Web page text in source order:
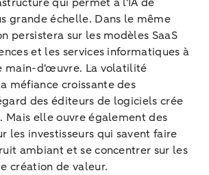
grande échelle. Dans le même
persistera sur les modèles SaaS
et les services informatiques à
main-d'œuvre. La volatilité
méfiance croissante des
des éditeurs de logiciels crée
Mais elle ouvre également des
les investisseurs qui savent faire
ambiant et se concentrer sur les
création de valeur.